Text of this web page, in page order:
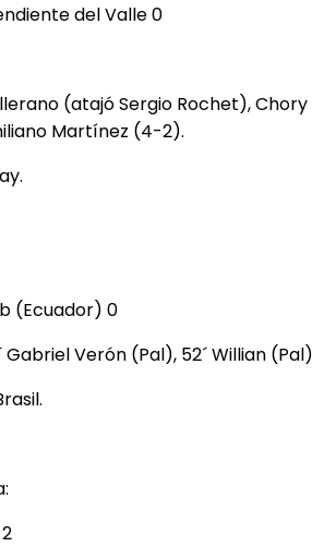
del Valle 0
(atajó Sergio Rochet),
Martínez (4-2).
(Ecuador) 0
Verón (Pal), 52´ Willian